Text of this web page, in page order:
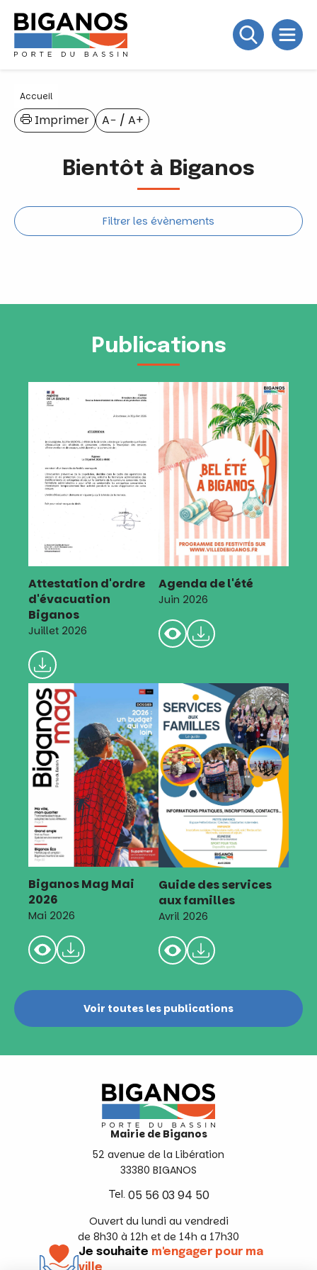
Accueil
A− / A+
Imprimer
Bientôt à Biganos
Filtrer les évènements
Publications
Attestation d'ordre
d'évacuation
Biganos
Juillet 2026
Agenda de l'été
Juin 2026
Biganos Mag Mai
2026
Mai 2026
Guide des services
aux familles
Avril 2026
Voir toutes les publications
Mairie de Biganos
52 avenue de la Libération
33380 BIGANOS
Tel. 05 56 03 94 50
Ouvert du lundi au vendredi
de 8h30 à 12h et de 14h a 17h30
Je souhaite m'engager pour ma
ville